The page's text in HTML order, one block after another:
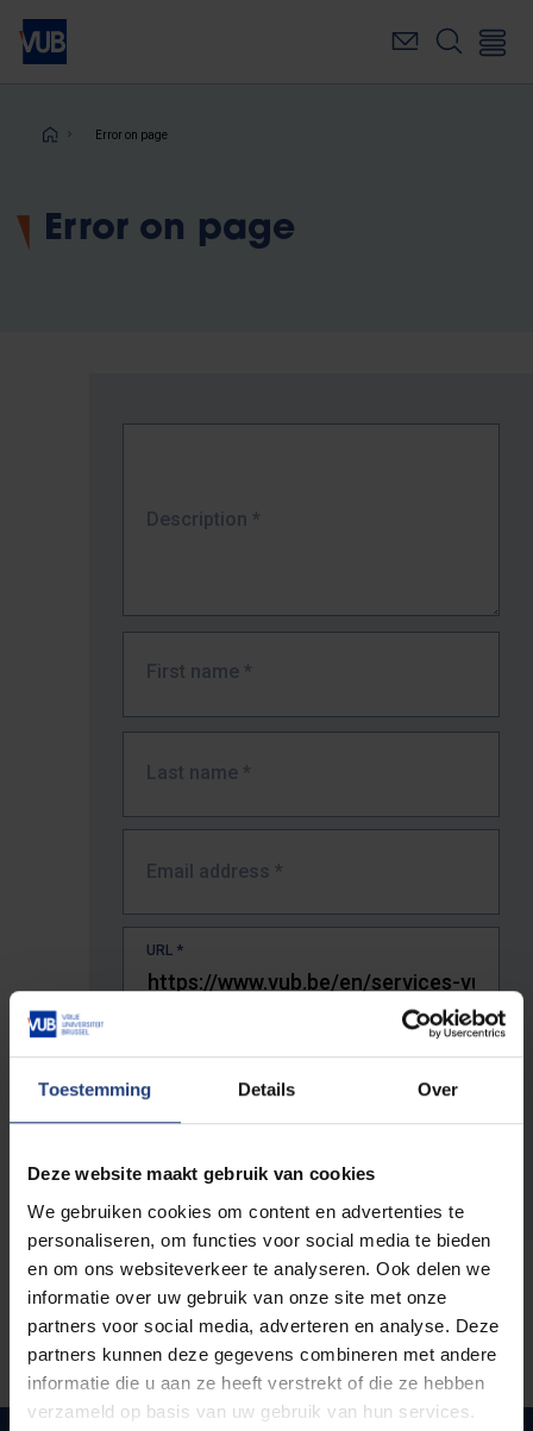
Toestemming Details Over
Deze website maakt gebruik van cookies
We gebruiken cookies om content en advertenties te
personaliseren, om functies voor social media te bieden
en om ons websiteverkeer te analyseren. Ook delen we
informatie over uw gebruik van onze site met onze
partners voor social media, adverteren en analyse. Deze
partners kunnen deze gegevens combineren met andere
informatie die u aan ze heeft verstrekt of die ze hebben
verzameld op basis van uw gebruik van hun services.
Skip
main
Breadcrumb
Error on page
Error on page
Description *
First name *
Last name *
Email address *
URL *
The full URL of the page where you encountered the error.